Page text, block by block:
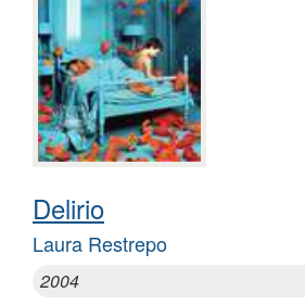
Delirio
Laura Restrepo
2004